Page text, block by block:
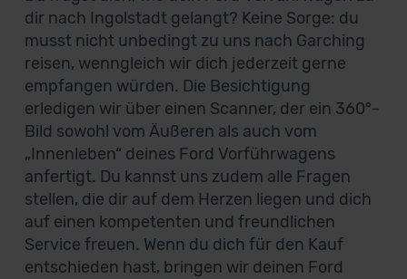
dir nach Ingolstadt gelangt? Keine Sorge: du
musst nicht unbedingt zu uns nach Garching
reisen, wenngleich wir dich jederzeit gerne
empfangen würden. Die Besichtigung
erledigen wir über einen Scanner, der ein 360°-
Bild sowohl vom Äußeren als auch vom
„Innenleben“ deines Ford Vorführwagens
anfertigt. Du kannst uns zudem alle Fragen
stellen, die dir auf dem Herzen liegen und dich
auf einen kompetenten und freundlichen
Service freuen. Wenn du dich für den Kauf
entschieden hast, bringen wir deinen Ford